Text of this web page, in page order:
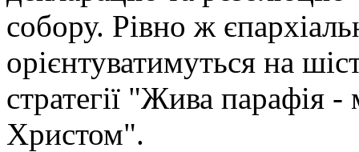
собору. Рівно ж
орієнтуватимуться на
стратегії "Жива парафія -
Христом".